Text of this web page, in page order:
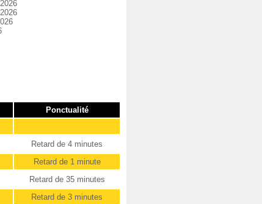
Ponctualité
Retard de 4 minutes
Retard de 1 minute
Retard de 35 minutes
Retard de 3 minutes